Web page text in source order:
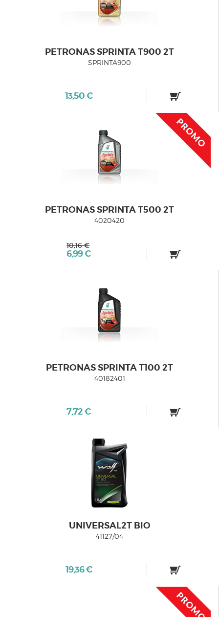
PETRONAS SPRINTA T900 2T
SPRINTA900
13,50 €
PETRONAS SPRINTA T500 2T
4020420
10,16 €
6,99 €
PETRONAS SPRINTA T100 2T
40182401
7,72 €
UNIVERSAL2T BIO
41127/04
19,36 €